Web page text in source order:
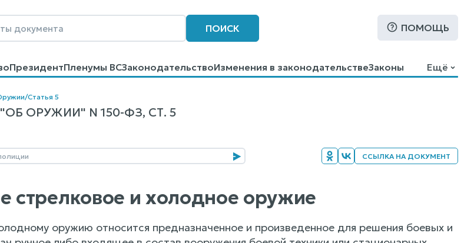
ПОИСК ПОМОЩЬ
ПрезидентПленумы ВСЗаконодательствоИзменения в законодательствеЗаконы
ПомощьПоиск
Ещё
/Статья 5
ОРУЖИИ" N 150-ФЗ, СТ. 5
ССЫЛКА НА ДОКУМЕНТ
стрелковое и холодное оружие
оружию относится предназначенное и произведенное для решения боевых и